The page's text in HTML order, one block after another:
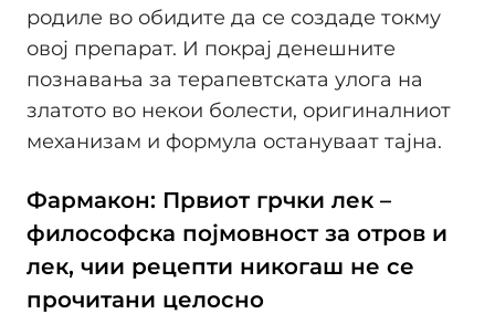
родиле во обидите да се создаде токму
овој препарат. И покрај денешните
познавања за терапевтската улога на
златото во некои болести, оригиналниот
механизам и формула остануваат тајна.
Фармакон: Првиот грчки лек –
философска појмовност за отров и
лек, чии рецепти никогаш не се
прочитани целосно